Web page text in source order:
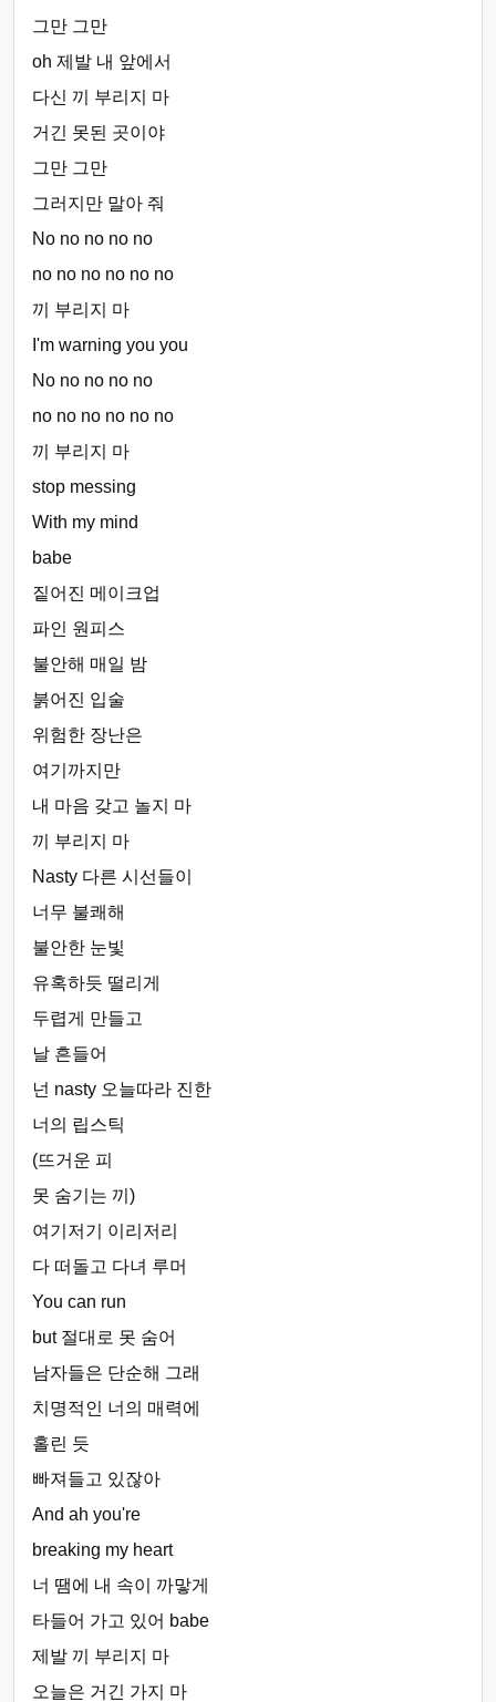
그만 그만
oh 제발 내 앞에서
다신 끼 부리지 마
거긴 못된 곳이야
그만 그만
그러지만 말아 줘
No no no no no
no no no no no no
끼 부리지 마
I'm warning you you
No no no no no
no no no no no no
끼 부리지 마
stop messing
With my mind
babe
짙어진 메이크업
파인 원피스
불안해 매일 밤
붉어진 입술
위험한 장난은
여기까지만
내 마음 갖고 놀지 마
끼 부리지 마
Nasty 다른 시선들이
너무 불쾌해
불안한 눈빛
유혹하듯 떨리게
두렵게 만들고
날 흔들어
넌 nasty 오늘따라 진한
너의 립스틱
(뜨거운 피
못 숨기는 끼)
여기저기 이리저리
다 떠돌고 다녀 루머
You can run
but 절대로 못 숨어
남자들은 단순해 그래
치명적인 너의 매력에
홀린 듯
빠져들고 있잖아
And ah you're
breaking my heart
너 땜에 내 속이 까맣게
타들어 가고 있어 babe
제발 끼 부리지 마
오늘은 거긴 가지 마